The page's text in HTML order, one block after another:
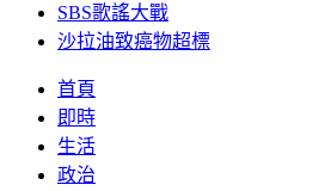
SBS歌謠大戰
沙拉油致癌物超標
首頁
即時
生活
政治